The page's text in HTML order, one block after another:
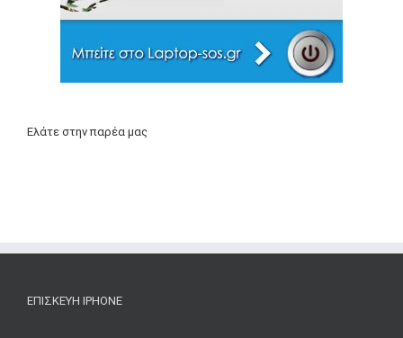
Ελάτε στην παρέα μας
ΕΠΙΣΚΕΥΉ IPHONE